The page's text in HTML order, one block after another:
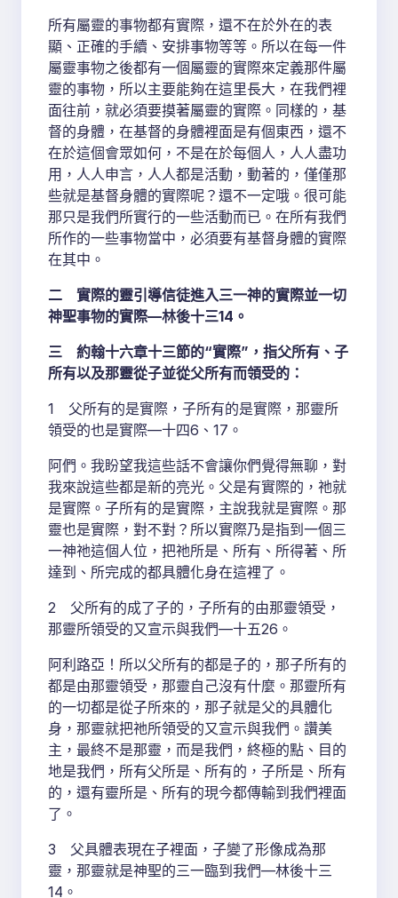
所有屬靈的事物都有實際，還不在於外在的表
顯、正確的手續、安排事物等等。所以在每一件
屬靈事物之後都有一個屬靈的實際來定義那件屬
靈的事物，所以主要能夠在這里長大，在我們裡
面往前，就必須要摸著屬靈的實際。同樣的，基
督的身體，在基督的身體裡面是有個東西，還不
在於這個會眾如何，不是在於每個人，人人盡功
用，人人申言，人人都是活動，動著的，僅僅那
些就是基督身體的實際呢？還不一定哦。很可能
那只是我們所實行的一些活動而已。在所有我們
所作的一些事物當中，必須要有基督身體的實際
在其中。
二 實際的靈引導信徒進入三一神的實際並一切
神聖事物的實際—林後十三14。
三 約翰十六章十三節的“實際”，指父所有、子
所有以及那靈從子並從父所有而領受的：
1 父所有的是實際，子所有的是實際，那靈所
領受的也是實際—十四6、17。
阿們。我盼望我這些話不會讓你們覺得無聊，對
我來說這些都是新的亮光。父是有實際的，祂就
是實際。子所有的是實際，主說我就是實際。那
靈也是實際，對不對？所以實際乃是指到一個三
一神祂這個人位，把祂所是、所有、所得著、所
達到、所完成的都具體化身在這裡了。
2 父所有的成了子的，子所有的由那靈領受，
那靈所領受的又宣示與我們—十五26。
阿利路亞！所以父所有的都是子的，那子所有的
都是由那靈領受，那靈自己沒有什麼。那靈所有
的一切都是從子所來的，那子就是父的具體化
身，那靈就把祂所領受的又宣示與我們。讚美
主，最終不是那靈，而是我們，終極的點、目的
地是我們，所有父所是、所有的，子所是、所有
的，還有靈所是、所有的現今都傳輸到我們裡面
了。
3 父具體表現在子裡面，子變了形像成為那
靈，那靈就是神聖的三一臨到我們—林後十三
14。